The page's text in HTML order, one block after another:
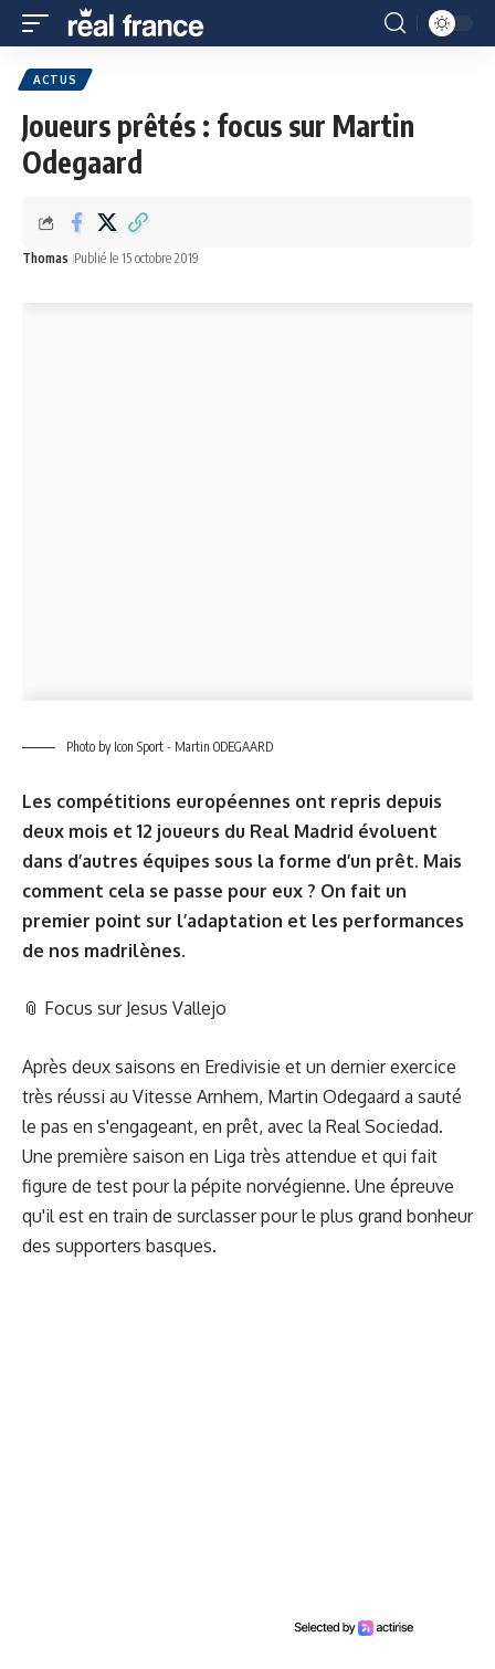
ACTUS
Joueurs prêtés : focus sur Martin
Odegaard
Thomas Publié le 15 octobre 2019
Photo by Icon Sport - Martin ODEGAARD
Les compétitions européennes ont repris depuis
deux mois et 12 joueurs du Real Madrid évoluent
dans d’autres équipes sous la forme d’un prêt. Mais
comment cela se passe pour eux ? On fait un
premier point sur l’adaptation et les performances
de nos madrilènes.
📎 Focus sur Jesus Vallejo
Après deux saisons en Eredivisie et un dernier exercice
très réussi au Vitesse Arnhem, Martin Odegaard a sauté
le pas en s'engageant, en prêt, avec la Real Sociedad.
Une première saison en Liga très attendue et qui fait
figure de test pour la pépite norvégienne. Une épreuve
qu'il est en train de surclasser pour le plus grand bonheur
des supporters basques.